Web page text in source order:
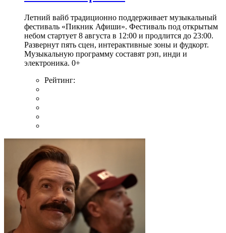
Летний вайб традиционно поддерживает музыкальный
фестиваль «Пикник Афиши». Фестиваль под открытым
небом стартует 8 августа в 12:00 и продлится до 23:00.
Развернут пять сцен, интерактивные зоны и фудкорт.
Музыкальную программу составят рэп, инди и
электроника. 0+
Рейтинг: